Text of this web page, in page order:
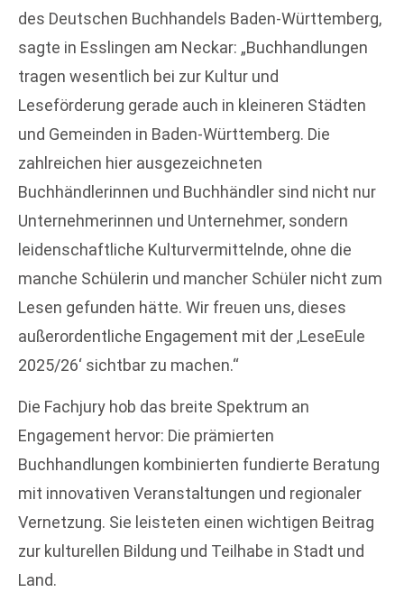
des Deutschen Buchhandels Baden-Württemberg,
sagte in Esslingen am Neckar: „Buchhandlungen
tragen wesentlich bei zur Kultur und
Leseförderung gerade auch in kleineren Städten
und Gemeinden in Baden-Württemberg. Die
zahlreichen hier ausgezeichneten
Buchhändlerinnen und Buchhändler sind nicht nur
Unternehmerinnen und Unternehmer, sondern
leidenschaftliche Kulturvermittelnde, ohne die
manche Schülerin und mancher Schüler nicht zum
Lesen gefunden hätte. Wir freuen uns, dieses
außerordentliche Engagement mit der ‚LeseEule
2025/26‘ sichtbar zu machen.“
Die Fachjury hob das breite Spektrum an
Engagement hervor: Die prämierten
Buchhandlungen kombinierten fundierte Beratung
mit innovativen Veranstaltungen und regionaler
Vernetzung. Sie leisteten einen wichtigen Beitrag
zur kulturellen Bildung und Teilhabe in Stadt und
Land.